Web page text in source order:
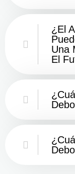
¿El
Una
El